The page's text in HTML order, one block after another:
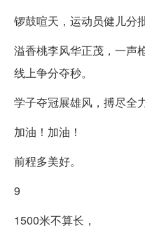
锣鼓喧天，运动员健儿分
溢香桃李风华正茂，一声
线上争分夺秒。
学子夺冠展雄风，搏尽全
加油！加油！
前程多美好。
9
1500米不算长，